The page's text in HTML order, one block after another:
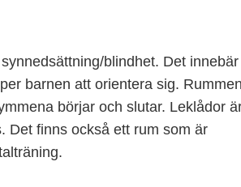
blindhet. Det innebär
barnen att orientera sig. Rummen
börjar och slutar. Leklådor
Det finns också ett rum som är